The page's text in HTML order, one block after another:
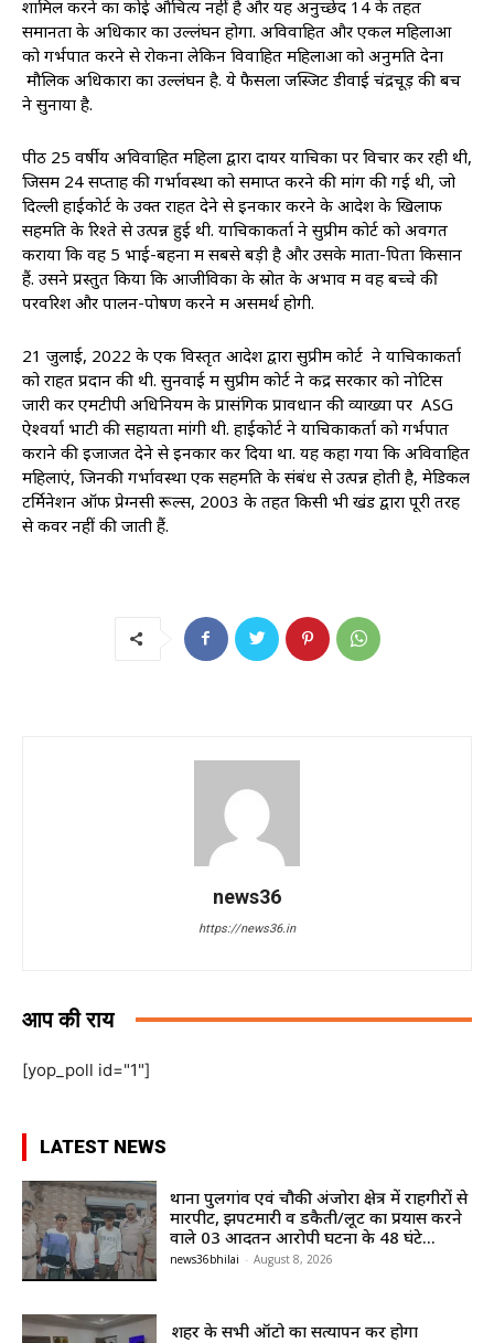
शामिल करने का कोई औचित्य नहीं है और यह अनुच्छेद 14 के तहत
समानता के अधिकार का उल्लंघन होगा. अविवाहित और एकल महिलाओं
को गर्भपात करने से रोकना लेकिन विवाहित महिलाओं को अनुमति देना
मौलिक अधिकारों का उल्लंघन है. ये फैसला जस्जिट डीवाई चंद्रचूड़ की बेंच
ने सुनाया है.
पीठ 25 वर्षीय अविवाहित महिला द्वारा दायर याचिका पर विचार कर रही थी,
जिसमें 24 सप्ताह की गर्भावस्था को समाप्त करने की मांग की गई थी, जो
दिल्ली हाईकोर्ट के उक्त राहत देने से इनकार करने के आदेश के खिलाफ
सहमति के रिश्ते से उत्पन्न हुई थी. याचिकाकर्ता ने सुप्रीम कोर्ट को अवगत
कराया कि वह 5 भाई-बहनों में सबसे बड़ी है और उसके माता-पिता किसान
हैं. उसने प्रस्तुत किया कि आजीविका के स्रोत के अभाव में वह बच्चे की
परवरिश और पालन-पोषण करने में असमर्थ होगी.
21 जुलाई, 2022 के एक विस्तृत आदेश द्वारा सुप्रीम कोर्ट ने याचिकाकर्ता
को राहत प्रदान की थी. सुनवाई में सुप्रीम कोर्ट ने केंद्र सरकार को नोटिस
जारी कर एमटीपी अधिनियम के प्रासंगिक प्रावधान की व्याख्या पर ASG
ऐश्वर्या भाटी की सहायता मांगी थी. हाईकोर्ट ने याचिकाकर्ता को गर्भपात
कराने की इजाजत देने से इनकार कर दिया था. यह कहा गया कि अविवाहित
महिलाएं, जिनकी गर्भावस्था एक सहमति के संबंध से उत्पन्न होती है, मेडिकल
टर्मिनेशन ऑफ प्रेग्नेंसी रूल्स, 2003 के तहत किसी भी खंड द्वारा पूरी तरह
से कवर नहीं की जाती हैं.
news36
https://news36.in
आप की राय
[yop_poll id="1"]
LATEST NEWS
थाना पुलगांव एवं चौकी अंजोरा क्षेत्र में राहगीरों से
मारपीट, झपटमारी व डकैती/लूट का प्रयास करने
वाले 03 आदतन आरोपी घटना के 48 घंटे...
news36bhilai - August 8, 2026
शहर के सभी ऑटो का सत्यापन कर होगा